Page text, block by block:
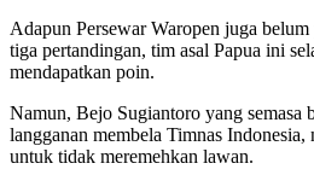
Adapun Persewar Waropen juga
tiga pertandingan, tim asal Papua ini
mendapatkan poin.
Namun, Bejo Sugiantoro yang semasa
langganan membela Timnas Indonesia,
untuk tidak meremehkan lawan.